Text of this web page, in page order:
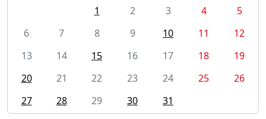
1
2 3 4
5
6
7 8 9 10 11
12
13
14 15 16 17 18
19
20
21 22 23 24 25
26
27
28 29 30 31